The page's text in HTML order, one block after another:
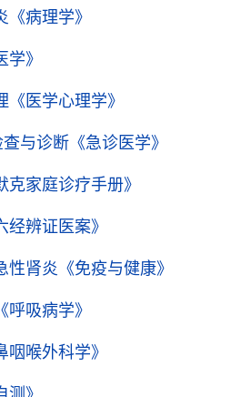
《病理学》
学》
《医学心理学》
与诊断 《急诊医学》
克家庭诊疗手册》
经辨证医案》
性肾炎 《免疫与健康》
《呼吸病学》
咽喉外科学》